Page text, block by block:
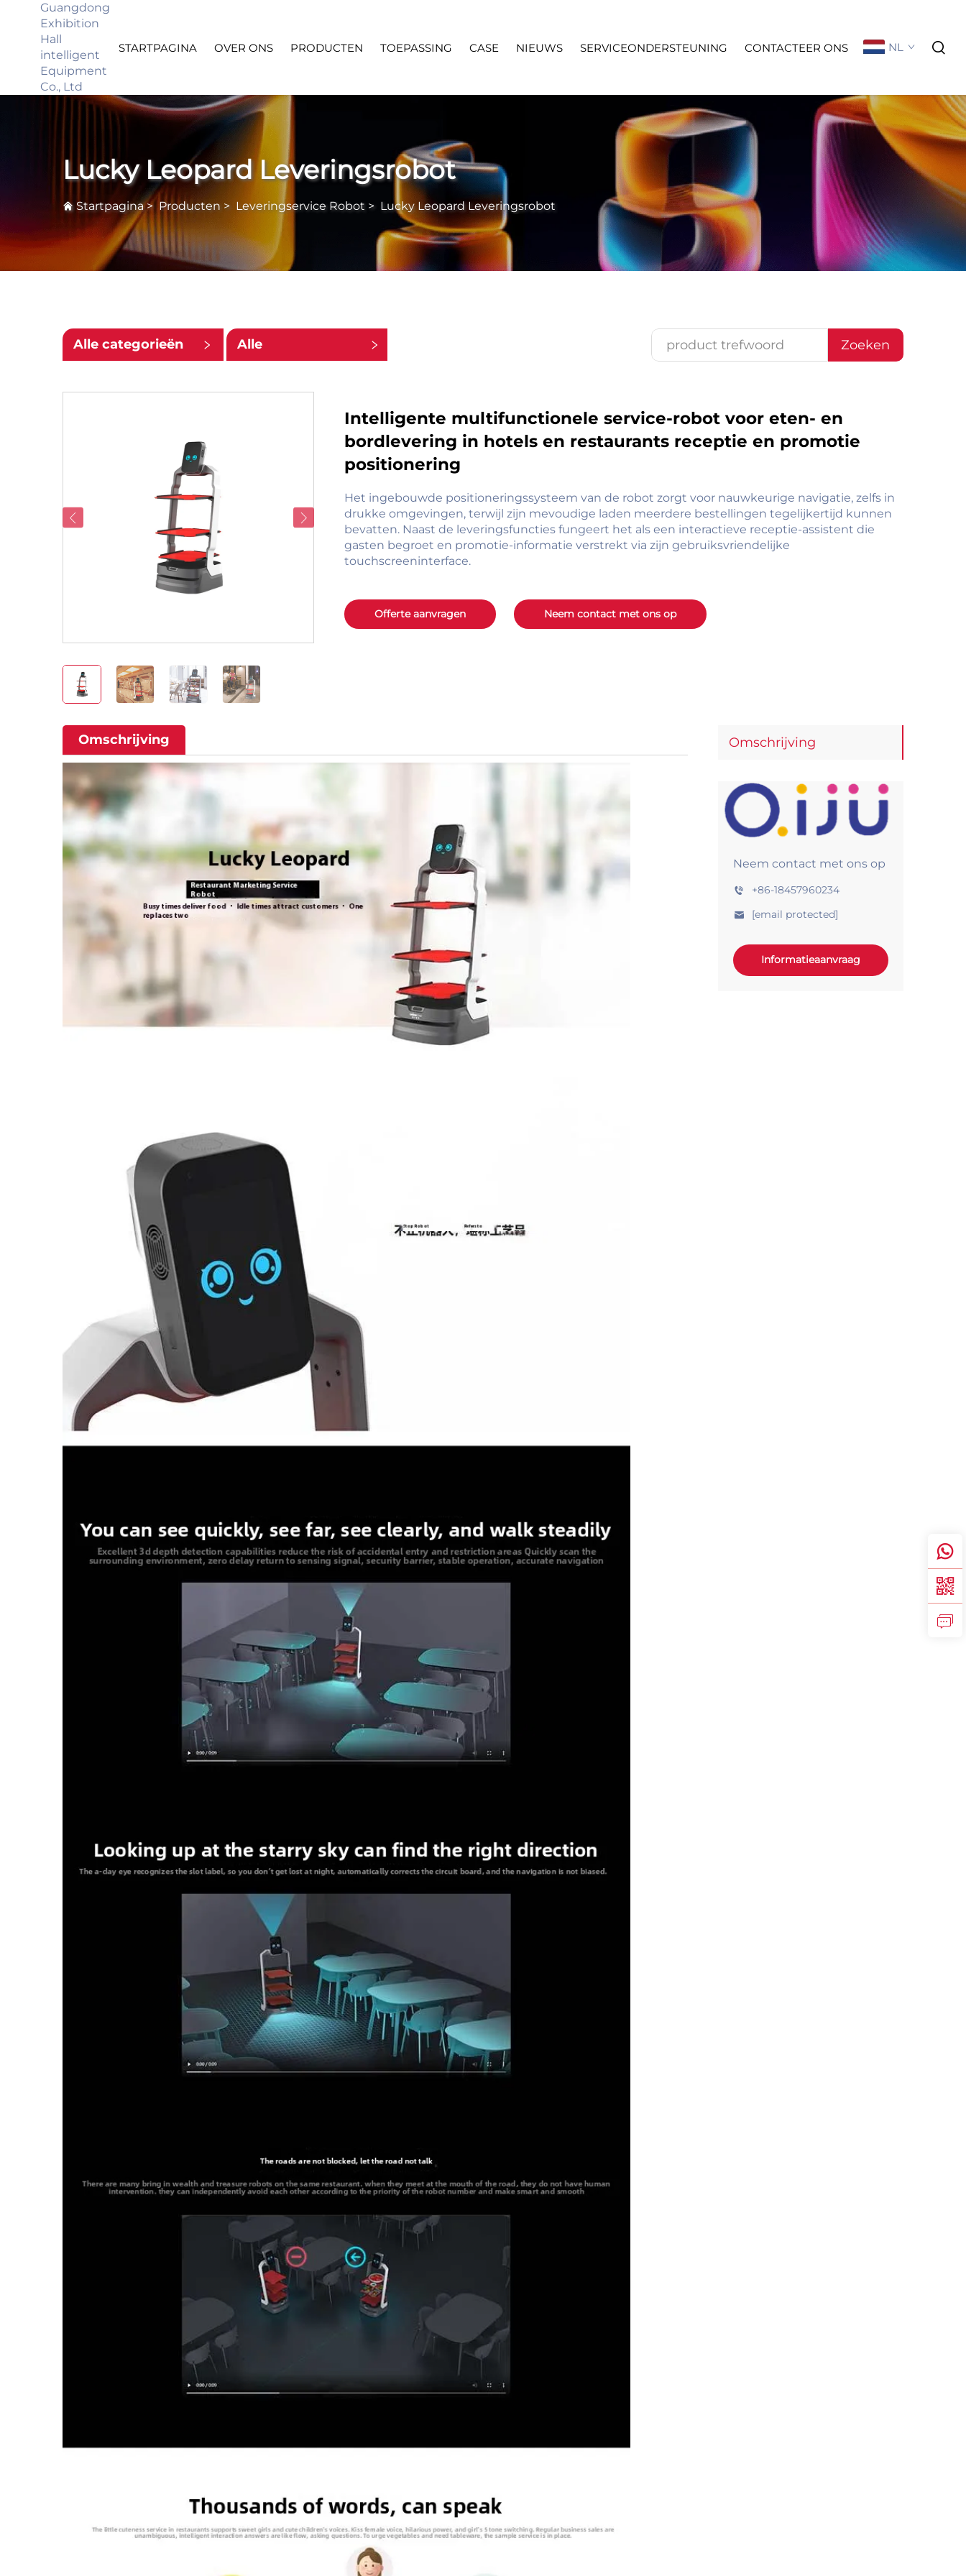
Guangdong
Exhibition
Hall
intelligent
Equipment
Co., Ltd
STARTPAGINA OVER ONS PRODUCTEN TOEPASSING CASE NIEUWS SERVICEONDERSTEUNING CONTACTEER ONS NL
Lucky Leopard Leveringsrobot
Startpagina> Producten > Leveringservice Robot > Lucky Leopard Leveringsrobot
Alle categorieën Alle Zoeken
Intelligente multifunctionele service-robot voor eten- en
bordlevering in hotels en restaurants receptie en promotie
positionering
Het ingebouwde positioneringssysteem van de robot zorgt voor nauwkeurige navigatie, zelfs in
drukke omgevingen, terwijl zijn mevoudige laden meerdere bestellingen tegelijkertijd kunnen
bevatten. Naast de leveringsfuncties fungeert het als een interactieve receptie-assistent die
gasten begroet en promotie-informatie verstrekt via zijn gebruiksvriendelijke
touchscreeninterface.
Offerte aanvragen Neem contact met ons op
Omschrijving
Neem contact met ons op
+86-18457960234
[email protected]
Informatieaanvraag
Omschrijving